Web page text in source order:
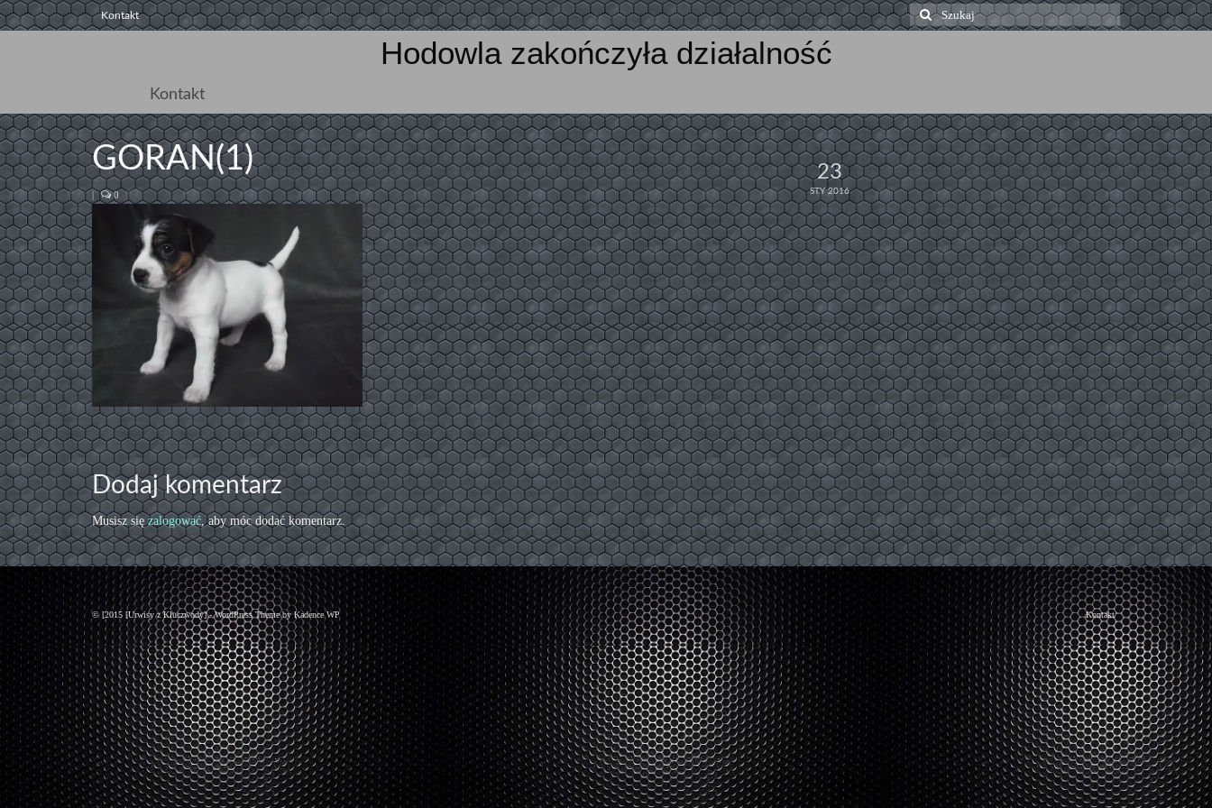
Kontakt
Szuklaj
w:
Hodowla zakończyła działalność
Kontakt
23
STY 2016
GORAN(1)
| 0
Dodaj komentarz
Musisz sięzalogować, aby móc dodać komentarz.
Kontakt
© [2015 [Urwisy z Kluczwody] - WordPress Theme byKadence WP